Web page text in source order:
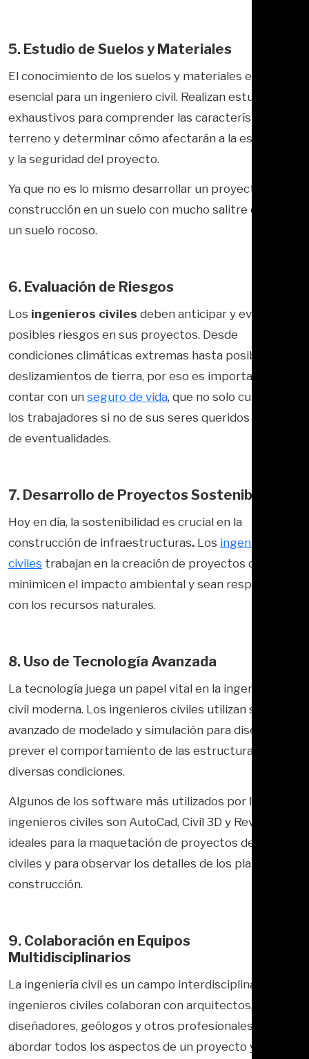
5. Estudio de Suelos y Materiales
El conocimiento de los suelos y materiales es
esencial para un ingeniero civil. Realizan estudios
exhaustivos para comprender las características del
terreno y determinar cómo afectarán a la estructura
y la seguridad del proyecto.
Ya que no es lo mismo desarrollar un proyecto de
construcción en un suelo con mucho salitre que en
un suelo rocoso.
6. Evaluación de Riesgos
Los ingenieros civiles deben anticipar y evaluar
posibles riesgos en sus proyectos. Desde
condiciones climáticas extremas hasta posibles
deslizamientos de tierra, por eso es importante
contar con un seguro de vida, que no solo cuide de
los trabajadores si no de sus seres queridos en caso
de eventualidades.
7. Desarrollo de Proyectos Sostenibles
Hoy en día, la sostenibilidad es crucial en la
construcción de infraestructuras. Los ingenieros
civiles trabajan en la creación de proyectos que
minimicen el impacto ambiental y sean respetuosos
con los recursos naturales.
8. Uso de Tecnología Avanzada
La tecnología juega un papel vital en la ingeniería
civil moderna. Los ingenieros civiles utilizan software
avanzado de modelado y simulación para diseñar y
prever el comportamiento de las estructuras en
diversas condiciones.
Algunos de los software más utilizados por los
ingenieros civiles son AutoCad, Civil 3D y Revit,
ideales para la maquetación de proyectos de obras
civiles y para observar los detalles de los planos de
construcción.
9. Colaboración en Equipos
Multidisciplinarios
La ingeniería civil es un campo interdisciplinario. Los
ingenieros civiles colaboran con arquitectos,
diseñadores, geólogos y otros profesionales para
abordar todos los aspectos de un proyecto y